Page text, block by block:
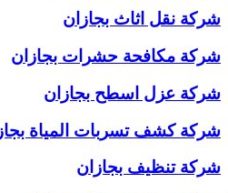
شركة نقل اثاث بجازان
شركة مكافحة حشرات بجازان
شركة عزل اسطح بجازان
شركة كشف تسربات المياة
شركة تنظيف بجازان